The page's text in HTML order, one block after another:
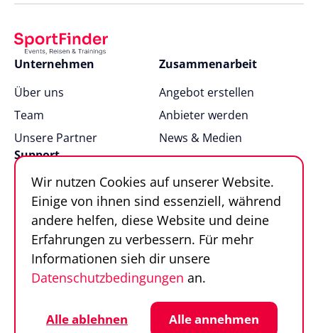
Unternehmen
Über uns
Team
Unsere Partner
Zusammenarbeit
Angebot erstellen
Anbieter werden
News & Medien
Support
FAQ
Kontakt
Sportfinder in 100
Sekunden
Datenschutz
Cookie-Einstellungen
Impressum
AGB
Wir nutzen Cookies auf unserer Website.
Einige von ihnen sind essenziell, während
andere helfen, diese Website und deine
Erfahrungen zu verbessern. Für mehr
Informationen sieh dir unsere
Datenschutzbedingungen an.
Alle ablehnen Alle annehmen